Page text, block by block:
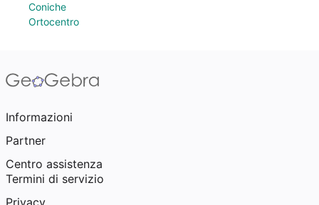
Coniche
Ortocentro
Informazioni
Partner
Centro assistenza
Termini di servizio
Privacy